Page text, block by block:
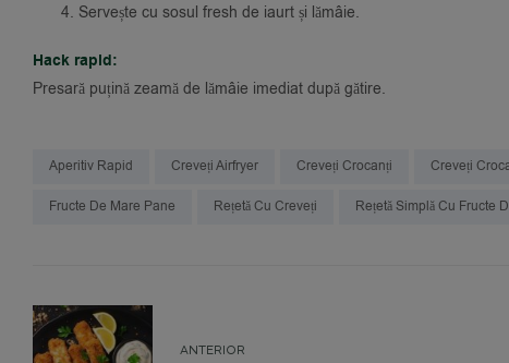
Servește cu sosul fresh de iaurt și lămâie.
Hack rapid:
Presară puțină zeamă de lămâie imediat după gătire.
Aperitiv Rapid Creveți Airfryer Creveți Crocanți Creveți
Fructe De Mare Pane Rețetă Cu Creveți Rețetă Simplă Cu Fructe
ANTERIOR